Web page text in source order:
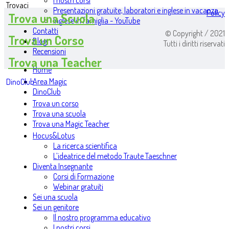
Presentazioni gratuite, laboratori e inglese in vacanza
Inglese in famiglia - YouTube
Contatti
Blog
Recensioni
Home
Area Magic
DinoClub
Trova un corso
Trova una scuola
Trova una Magic Teacher
Hocus&Lotus
La ricerca scientifica
L’ideatrice del metodo Traute Taeschner
Diventa Insegnante
Corsi di Formazione
Webinar gratuiti
Sei una scuola
Sei un genitore
Il nostro programma educativo
Trovaci
Trova una Scuola
Trova un Corso
Trova una Teacher
DinoClub
Policy
© Copyright / 2021
Tutti i diritti riservati